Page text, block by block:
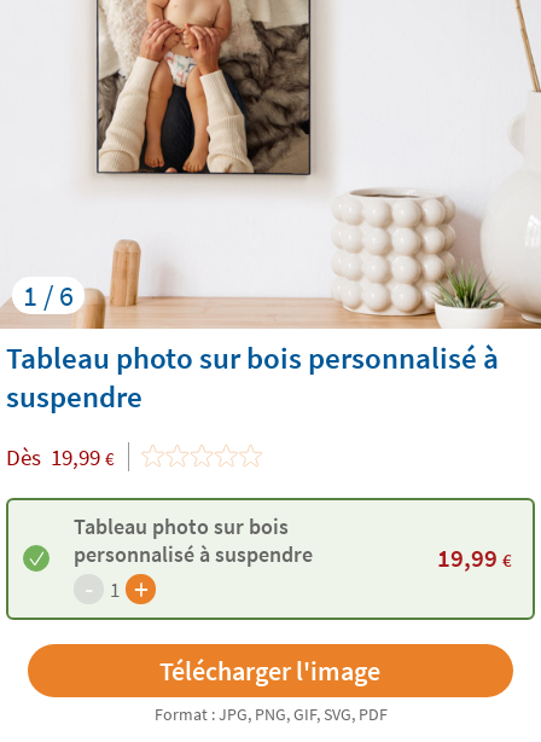
1 / 6
Tableau photo sur bois personnalisé à
suspendre
Dès 19,99 €
Tableau photo sur bois
personnalisé à suspendre
- 1 +
19,99 €
Format : JPG, PNG, GIF, SVG, PDF